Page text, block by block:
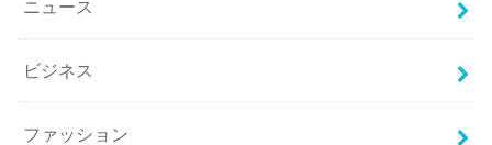
ニュース
ビジネス
ファッション